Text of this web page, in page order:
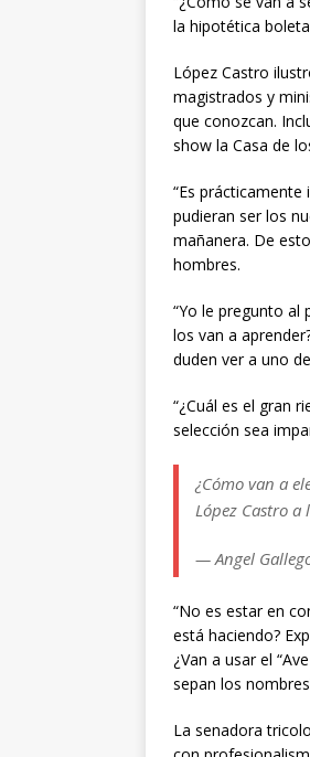
la hipotética
López Castro
magistrados y
que conozcan.
show la Casa de
“Es
pudieran ser los
mañanera. De
hombres.
“Yo le pregunto al
los van a
duden ver a uno
“¿Cuál es el gran
selección sea
¿Cómo van a
López Castro a
— Angel
“No es estar en
está haciendo?
¿Van a usar el
sepan los
La senadora